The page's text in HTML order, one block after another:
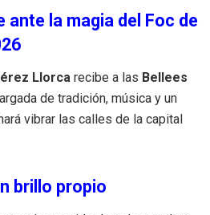
ante la magia del Foc de
Llorca recibe a las Bellees
de tradición, música y un
vibrar las calles de la capital
brillo propio